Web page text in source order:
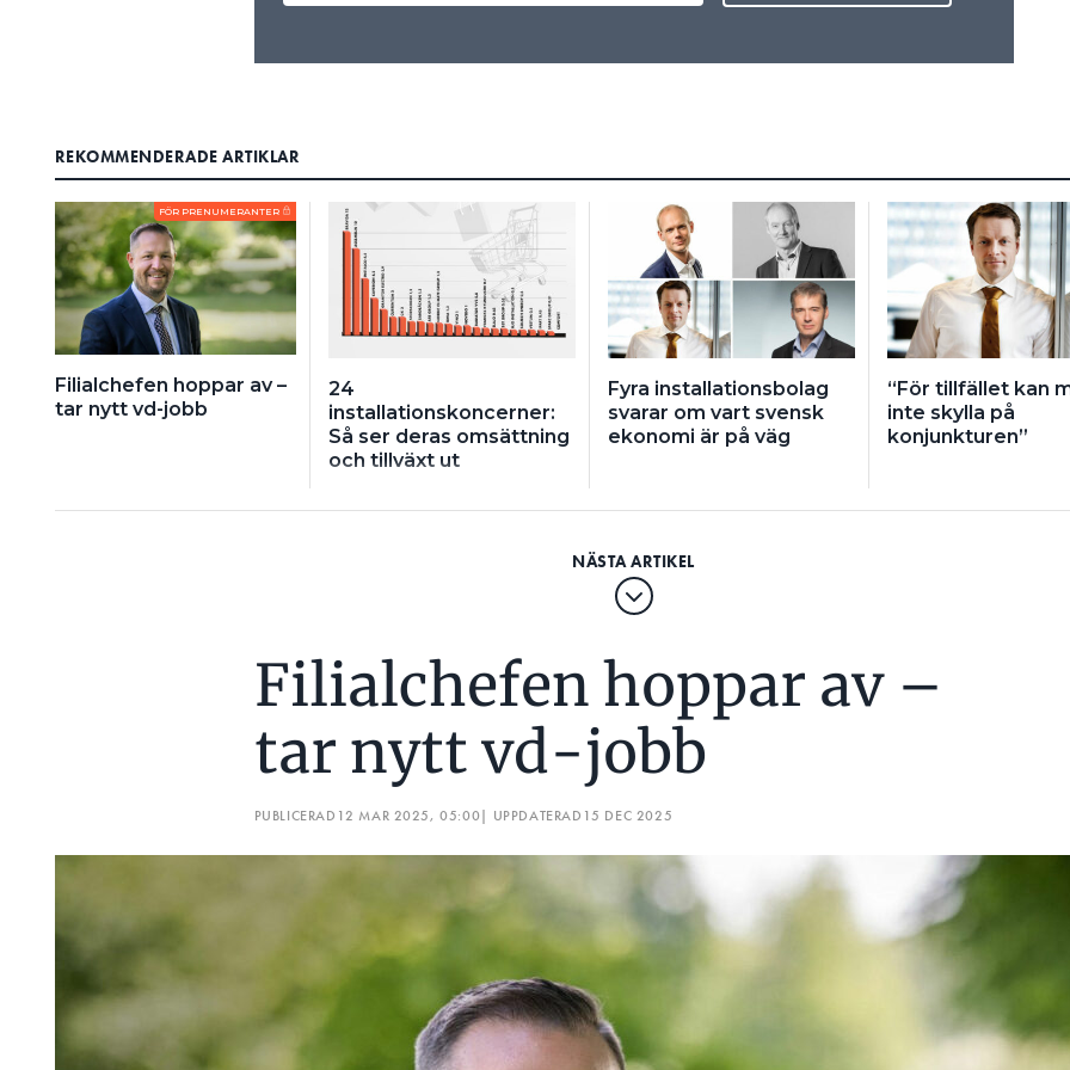
REKOMMENDERADE ARTIKLAR
FÖR PRENUMERANTER
Filialchefen hoppar av –
tar nytt vd-jobb
24
installationskoncerner:
Så ser deras omsättning
och tillväxt ut
Fyra installationsbolag
svarar om vart svensk
ekonomi är på väg
“För tillfället kan
inte skylla på
konjunkturen”
Filialchefen hoppar av –
tar nytt vd-jobb
PUBLICERAD 12 MAR 2025, 05:00| UPPDATERAD 15 DEC 2025